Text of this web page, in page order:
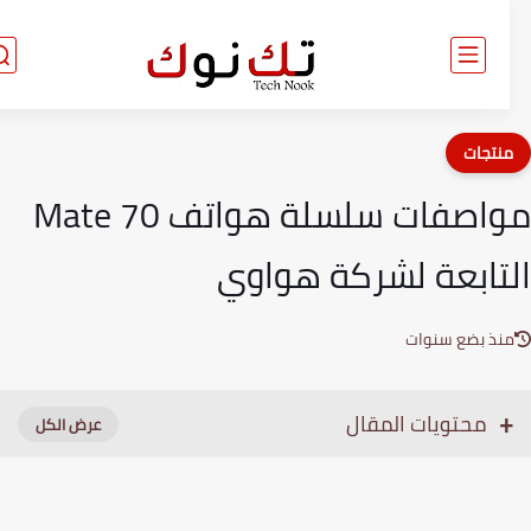
مواصفات سلسلة هواتف Mate 70
لشركة هواوي
بضع سنوات
محتويات المقال